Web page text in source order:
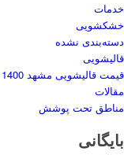
خدمات
خشکشویی
دسته‌بندی نشده
قالیشویی
قیمت قالیشویی مشهد 1400
مقالات
مناطق تحت پوشش
بایگانی